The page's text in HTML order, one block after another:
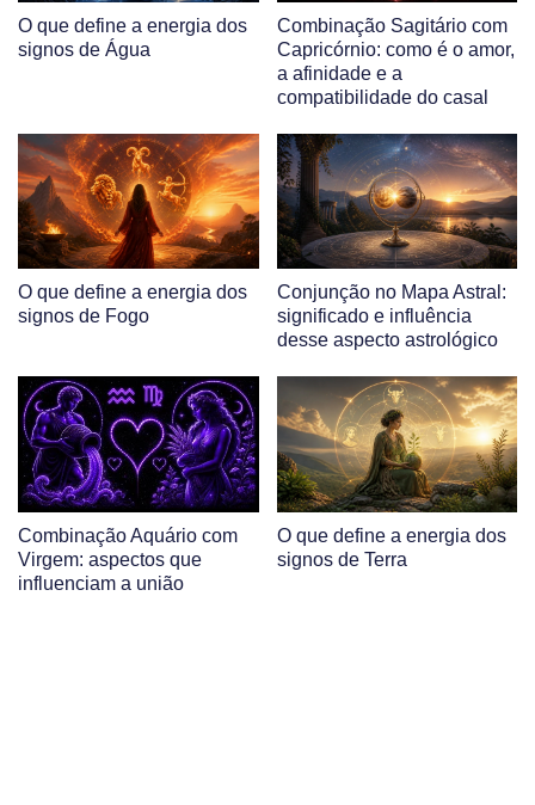
O que define a energia dos
signos de Água
Combinação Sagitário com
Capricórnio: como é o amor,
a afinidade e a
compatibilidade do casal
O que define a energia dos
signos de Fogo
Conjunção no Mapa Astral:
significado e influência
desse aspecto astrológico
Combinação Aquário com
Virgem: aspectos que
influenciam a união
O que define a energia dos
signos de Terra